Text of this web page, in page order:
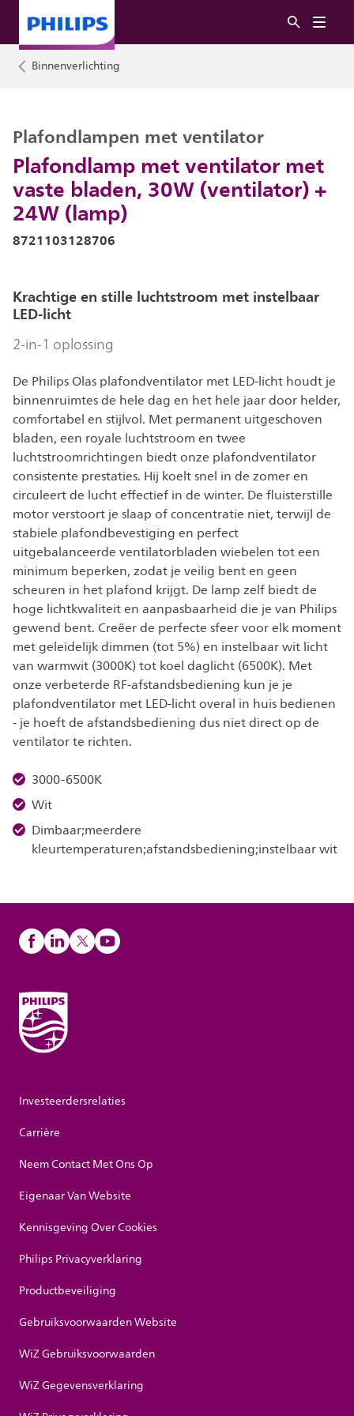
Binnenverlichting
Plafondlamp met ventilator met
vaste bladen, 30W (ventilator) +
24W (lamp)
Plafondlampen met ventilator
8721103128706
Krachtige en stille luchtstroom met instelbaar
LED-licht
2-in-1 oplossing
De Philips Olas plafondventilator met LED-licht houdt je
binnenruimtes de hele dag en het hele jaar door helder,
comfortabel en stijlvol. Met permanent uitgeschoven
bladen, een royale luchtstroom en twee
luchtstroomrichtingen biedt onze plafondventilator
consistente prestaties. Hij koelt snel in de zomer en
circuleert de lucht effectief in de winter. De fluisterstille
motor verstoort je slaap of concentratie niet, terwijl de
stabiele plafondbevestiging en perfect
uitgebalanceerde ventilatorbladen wiebelen tot een
minimum beperken, zodat je veilig bent en geen
scheuren in het plafond krijgt. De lamp zelf biedt de
hoge lichtkwaliteit en aanpasbaarheid die je van Philips
gewend bent. Creëer de perfecte sfeer voor elk moment
met geleidelijk dimmen (tot 5%) en instelbaar wit licht
van warmwit (3000K) tot koel daglicht (6500K). Met
onze verbeterde RF-afstandsbediening kun je je
plafondventilator met LED-licht overal in huis bedienen
- je hoeft de afstandsbediening dus niet direct op de
ventilator te richten.
3000-6500K
Wit
Dimbaar;meerdere
kleurtemperaturen;afstandsbediening;instelbaar wit
Investeerdersrelaties
Carrière
Neem Contact Met Ons Op
Eigenaar Van Website
Kennisgeving Over Cookies
Philips Privacyverklaring
Productbeveiliging
Gebruiksvoorwaarden Website
WiZ Gebruiksvoorwaarden
WiZ Gegevensverklaring